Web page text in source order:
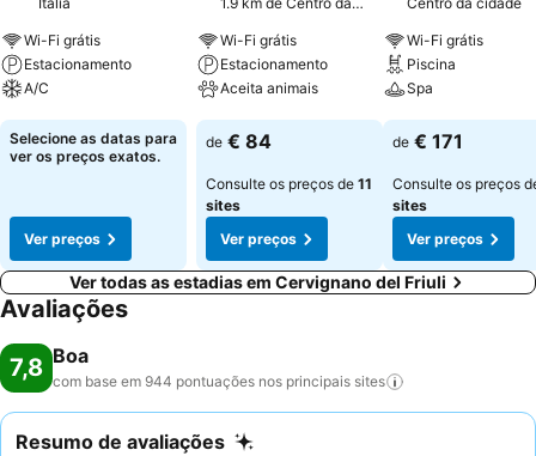
Wi-Fi grátis
Estacionamento
A/C
Ver preços
Selecione as datas para
ver os preços exatos.
Ver preços
Wi-Fi grátis
Estacionamento
Aceita animais
Ver preços
de € 84
Consulte os preços de 11
sites
Ver preços
Wi-Fi grátis
Piscina
Spa
Ver preços
de € 171
Consulte os preços
sites
Ver preços
Ver todas as estadias em Cervignano del Friuli
Avaliações
7,8 Boa
com base em 944 pontuações nos principais sites
Resumo de avaliações